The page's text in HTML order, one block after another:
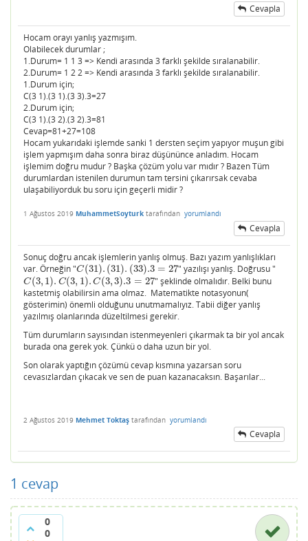
Cevapla
Hocam orayı yanlış yazmışım.
Olabilecek durumlar ;
1.Durum= 1 1 3 => Kendi arasında 3 farklı şekilde sıralanabilir.
2.Durum= 1 2 2 => Kendi arasında 3 farklı şekilde sıralanabilir.
1.Durum için;
C(3 1).(3 1).(3 3).3=27
2.Durum için;
C(3 1).(3 2).(3 2).3=81
Cevap=81+27=108
Hocam yukarıdaki işlemde sanki 1 dersten seçim yapıyor muşun gibi
işlem yapmışım daha sonra biraz düşününce anladım. Hocam
işlemim doğru mudur ? Başka çözüm yolu var mıdır ? Bazen Tüm
durumlardan istenilen durumun tam tersini çıkarırsak cevaba
ulaşabiliyorduk bu soru için geçerli midir ?
1 Ağustos 2019 MuhammetSoyturk tarafından yorumlandı
Cevapla
Sonuç doğru ancak işlemlerin yanlış olmuş. Bazı yazım yanlışlıkları
var. Örneğin "C(31). (31). (33).3 = 27
C(31).(31).(33 ).3=27 " yazılışı yanlış. Doğrusu "
C(3, 1). C(3, 1). C(3,3).3 = 27
C(3,1 ).C( 3,1).C (3,3).3=27
" şeklinde olmalıdır. Belki bunu
kastetmiş olabilirsin ama olmaz. Matematikte notasyonun(
gösterimin) önemli olduğunu unutmamalıyız. Tabii diğer yanlış
yazılmış olanlarında düzeltilmesi gerekir.
Tüm durumların sayısından istenmeyenleri çıkarmak ta bir yol ancak
burada ona gerek yok. Çünkü o daha uzun bir yol.
Son olarak yaptığın çözümü cevap kısmına yazarsan soru
cevasızlardan çıkacak ve sen de puan kazanacaksın. Başarılar...
2 Ağustos 2019 Mehmet Toktaş tarafından yorumlandı
Cevapla
1 cevap
0
0